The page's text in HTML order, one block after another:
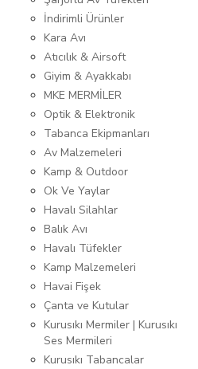
İndirimli Ürünler
Kara Avı
Atıcılık & Airsoft
Giyim & Ayakkabı
MKE MERMİLER
Optik & Elektronik
Tabanca Ekipmanları
Av Malzemeleri
Kamp & Outdoor
Ok Ve Yaylar
Havalı Silahlar
Balık Avı
Havalı Tüfekler
Kamp Malzemeleri
Havai Fişek
Çanta ve Kutular
Kurusıkı Mermiler | Kurusıkı
Ses Mermileri
Kurusıkı Tabancalar